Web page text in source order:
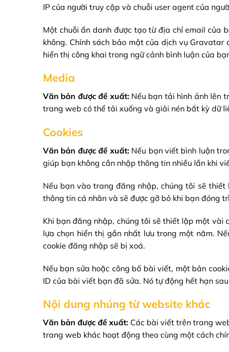
IP của người truy cập và chuỗi user agent của
Một chuỗi ẩn danh được tạo từ địa chỉ email của
không. Chính sách bảo mật của dịch vụ
hiển thị công khai trong ngữ cảnh bình luận của
Media
Văn bản được đề xuất: Nếu bạn tải hình ảnh lên
trang web có thể tải xuống và giải nén bất kỳ dữ
Cookies
Văn bản được đề xuất: Nếu bạn viết bình luận
giúp bạn không cần nhập thông tin nhiều lần khi
Nếu bạn vào trang đăng nhập, chúng tôi sẽ
thông tin cá nhân và sẽ được gỡ bỏ khi bạn đóng
Khi bạn đăng nhập, chúng tôi sẽ thiết lập một vài
lựa chọn hiển thị gần nhất lưu trong một năm.
cookie đăng nhập sẽ bị xoá.
Nếu bạn sửa hoặc công bố bài viết, một bản
ID của bài viết bạn đã sửa. Nó tự động hết hạn
Nội dung nhúng từ website khác
Văn bản được đề xuất: Các bài viết trên trang
trang web khác hoạt động theo cùng một cách